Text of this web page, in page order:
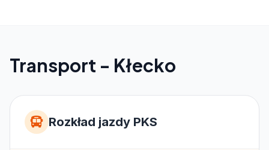
Transport - Kłecko
Rozkład jazdy PKS